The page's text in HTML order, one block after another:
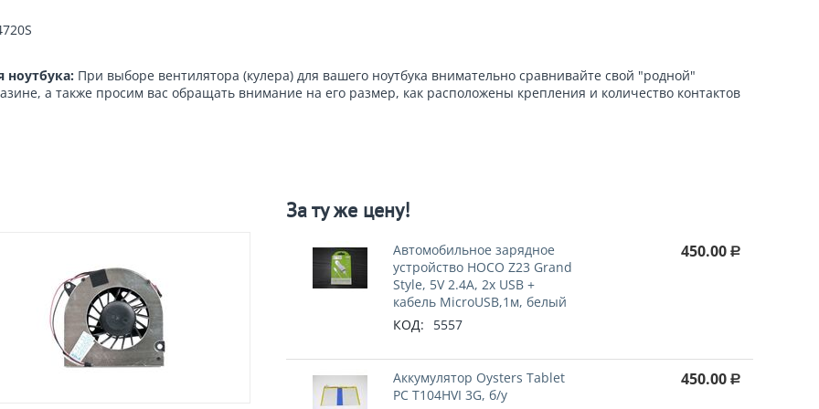
ноутбука: При выборе вентилятора (кулера) для вашего ноутбука внимательно сравнивайте свой "родной"
а также просим вас обращать внимание на его размер, как расположены крепления и количество контактов
За ту же цену!
Автомобильное зарядное
устройство HOCO Z23 Grand
Style, 5V 2.4A, 2х USB +
кабель MicroUSB,1м, белый
КОД:
5557
450.00 Р
Аккумулятор Oysters Tablet
PC T104HVI 3G, б/у
450.00 Р